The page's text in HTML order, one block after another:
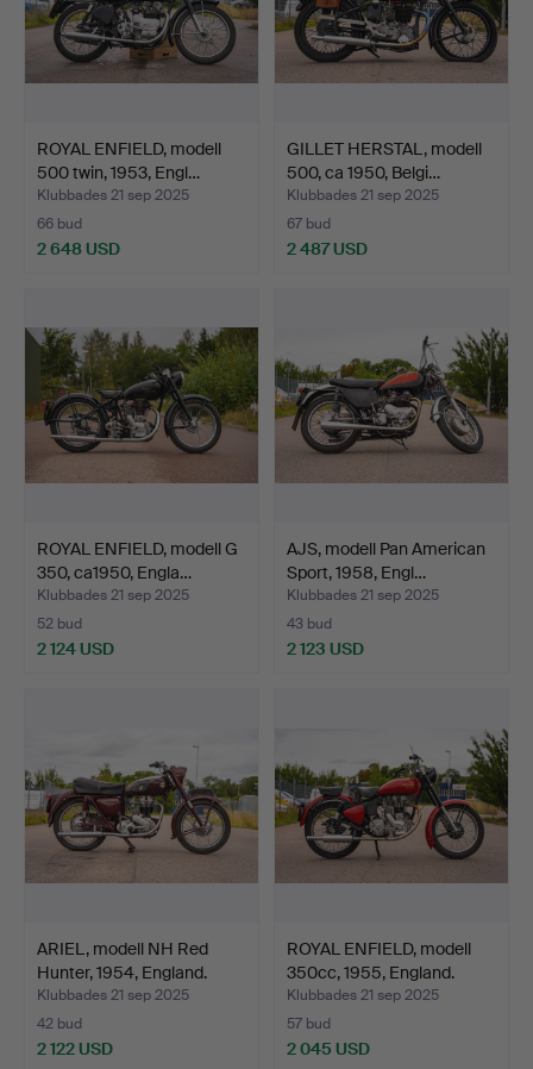
ROYAL ENFIELD, modell
500 twin, 1953, Engl…
Klubbades 21 sep 2025
66 bud
2 648 USD
GILLET HERSTAL, modell
500, ca 1950, Belgi…
Klubbades 21 sep 2025
67 bud
2 487 USD
ROYAL ENFIELD, modell G
350, ca1950, Engla…
Klubbades 21 sep 2025
52 bud
2 124 USD
AJS, modell Pan American
Sport, 1958, Engl…
Klubbades 21 sep 2025
43 bud
2 123 USD
ARIEL, modell NH Red
Hunter, 1954, England.
Klubbades 21 sep 2025
42 bud
2 122 USD
ROYAL ENFIELD, modell
350cc, 1955, England.
Klubbades 21 sep 2025
57 bud
2 045 USD